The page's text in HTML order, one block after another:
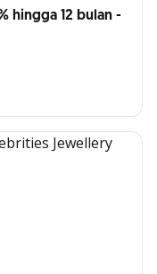
hingga 12 bulan -